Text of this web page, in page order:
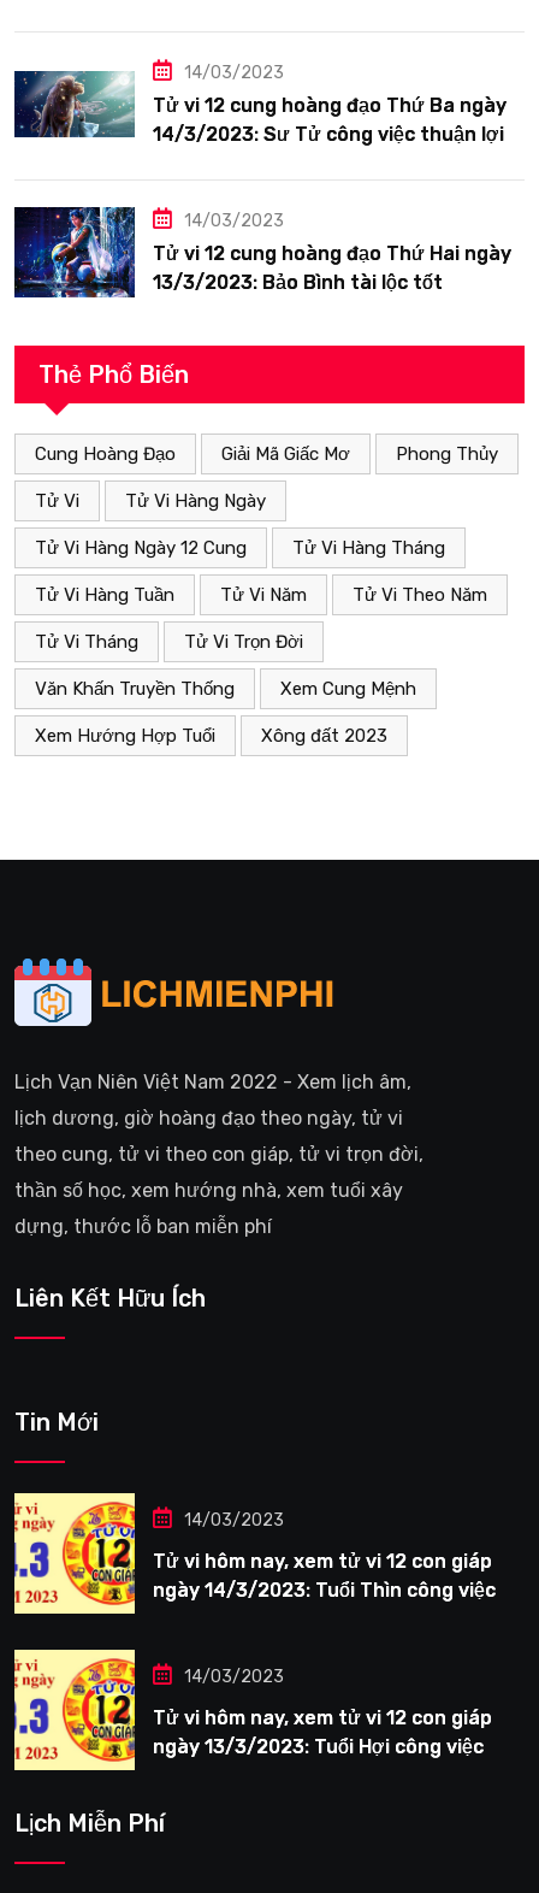
14/03/2023
Tử vi 12 cung hoàng đạo Thứ Ba ngày
14/3/2023: Sư Tử công việc thuận lợi
14/03/2023
Tử vi 12 cung hoàng đạo Thứ Hai ngày
13/3/2023: Bảo Bình tài lộc tốt
Thẻ Phổ Biến
Cung Hoàng Đạo Giải Mã Giấc Mơ Phong Thủy
Tử Vi Tử Vi Hàng Ngày
Tử Vi Hàng Ngày 12 Cung Tử Vi Hàng Tháng
Tử Vi Hàng Tuần Tử Vi Năm Tử Vi Theo Năm
Tử Vi Tháng Tử Vi Trọn Đời
Văn Khấn Truyền Thống Xem Cung Mệnh
Xem Hướng Hợp Tuổi Xông đất 2023
Lịch Vạn Niên Việt Nam 2022 - Xem lịch âm,
lịch dương, giờ hoàng đạo theo ngày, tử vi
theo cung, tử vi theo con giáp, tử vi trọn đời,
thần số học, xem hướng nhà, xem tuổi xây
dựng, thước lỗ ban miễn phí
Liên Kết Hữu Ích
Tin Mới
14/03/2023
Tử vi hôm nay, xem tử vi 12 con giáp
ngày 14/3/2023: Tuổi Thìn công việc
14/03/2023
Tử vi hôm nay, xem tử vi 12 con giáp
ngày 13/3/2023: Tuổi Hợi công việc
Lịch Miễn Phí